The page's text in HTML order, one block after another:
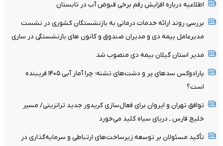
اطلاعیه درباره افزایش رقم برخی قبوض آب در تابستان
بررسی روند ارائه خدمات درمانی به بازنشستگان کشوری در نشست
مدیرعامل بیمه دی و مدیران صندوق و کانون های بازنشستگی در ساری
مدیر استان گیلان بیمه دی منصوب شد
پارادوکس سدهای پر و دشت‌های تشنه؛ چرا آمار آبی ۱۴۰۵ فریبنده
است؟
توافق تهران و ایروان برای فعال‌سازی کریدور جدید ترانزیتی/ مسیر
خلیج فارس ـ دریای سیاه کلید می‌خورد
تأکید مسئولان بر توسعه زیرساخت‌های ارتباطی و سرمایه‌گذاری در